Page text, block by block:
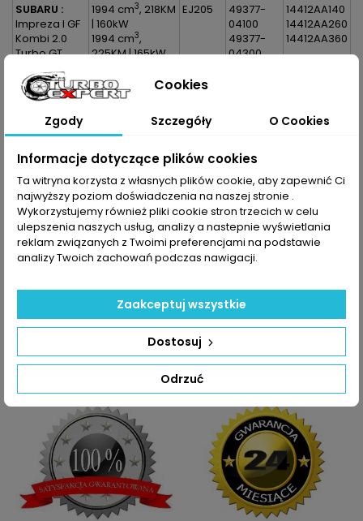
SUBARU :
Impreza I GF
Kombi 2.0
Turbo GT
Impreza I GC
Sedan 2.0
Impreza II GG
Kombi 2.0
Impreza II GG
Kombi 2.0
WRX Turbo
AWD
Impreza II GD
Sedan 2.0
AWD
1994 cm3, 218KM
| 160kW
1994 cm3,
225KM | 165kW
EJ205
49377-
04100
49377-
04300
14412AA140
14412AA260
14412AA360
Dane zawarte w tabeli mogą odbiegać od rzeczywistości.
Dokładamy wszelkich starań aby jednak tak nie było.
Najlepszym kryterium doboru części jest sprawdzenie
numerów producenta na uszkodzonej części.
Cookies
Zgody Szczegóły O Cookies
Informacje dotyczące plików cookies
Ta witryna korzysta z własnych plików cookie, aby zapewnić Ci
najwyższy poziom doświadczenia na naszej stronie .
Wykorzystujemy również pliki cookie stron trzecich w celu
ulepszenia naszych usług, analizy a nastepnie wyświetlania
reklam związanych z Twoimi preferencjami na podstawie
analizy Twoich zachowań podczas nawigacji.
Odrzuć
Dostosuj
Zaakceptuj wszystkie